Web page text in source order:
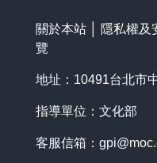
關於本站 隱私權及
覽
地址：10491台北市
指導單位：文化部
客服信箱：